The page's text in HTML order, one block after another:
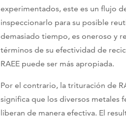
experimentados, este es un flujo
inspeccionarlo para su posible
demasiado tiempo, es oneroso y
términos de su efectividad de
RAEE puede ser más apropiada.
Por el contrario, la trituración de
significa que los diversos metales
liberan de manera efectiva. El